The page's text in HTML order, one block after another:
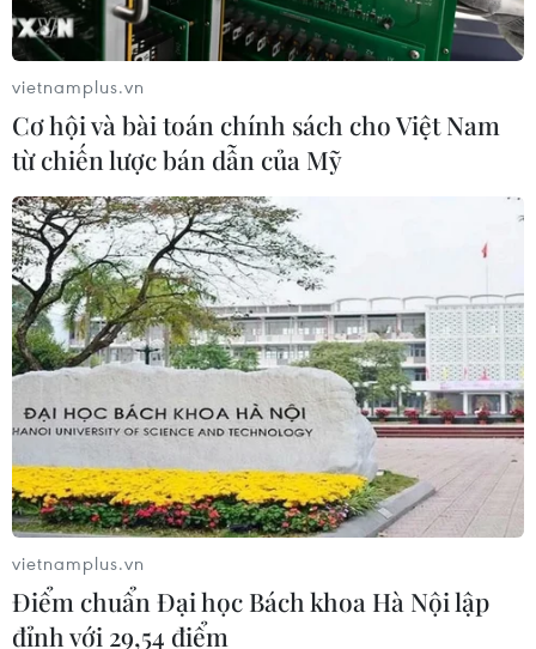
Cứu sống trẻ sinh cực non 25 tuần
thai, nặng gần 700 gram
09/08/2026 04:44
Đầu tư cho sức khỏe từ phòng bệnh
đến hạ tầng y tế
09/08/2026 03:29
Quy định chức năng, nhiệm vụ,
quyền hạn và cơ cấu tổ chức của Bộ Y
tế
08/08/2026 14:03
Phú Thọ làm rõ sự cố y khoa khiến bé
trai 8 tuổi tử vong sau mổ ruột thừa
08/08/2026 10:28
vietnamplus.vn
Cơ hội và bài toán chính sách cho Việt Nam
từ chiến lược bán dẫn của Mỹ
vietnamplus.vn
Điểm chuẩn Đại học Bách khoa Hà Nội lập
đỉnh với 29,54 điểm